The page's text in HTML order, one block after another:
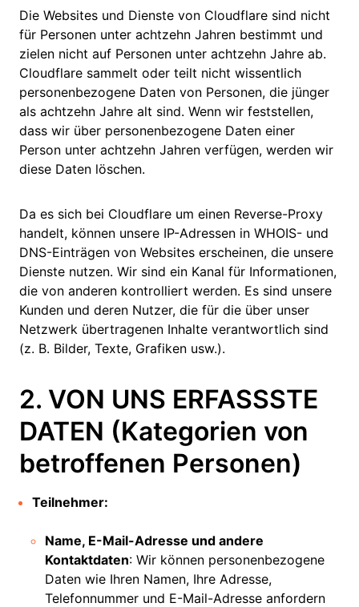
Die Websites und Dienste von Cloudflare sind nicht
für Personen unter achtzehn Jahren bestimmt und
zielen nicht auf Personen unter achtzehn Jahre ab.
Cloudflare sammelt oder teilt nicht wissentlich
personenbezogene Daten von Personen, die jünger
als achtzehn Jahre alt sind. Wenn wir feststellen,
dass wir über personenbezogene Daten einer
Person unter achtzehn Jahren verfügen, werden wir
diese Daten löschen.
Da es sich bei Cloudflare um einen Reverse-Proxy
handelt, können unsere IP-Adressen in WHOIS- und
DNS-Einträgen von Websites erscheinen, die unsere
Dienste nutzen. Wir sind ein Kanal für Informationen,
die von anderen kontrolliert werden. Es sind unsere
Kunden und deren Nutzer, die für die über unser
Netzwerk übertragenen Inhalte verantwortlich sind
(z. B. Bilder, Texte, Grafiken usw.).
2. VON UNS ERFASSSTE
DATEN (Kategorien von
betroffenen Personen)
Teilnehmer:
Name, E-Mail-Adresse und andere
Kontaktdaten: Wir können personenbezogene
Daten wie Ihren Namen, Ihre Adresse,
Telefonnummer und E-Mail-Adresse anfordern